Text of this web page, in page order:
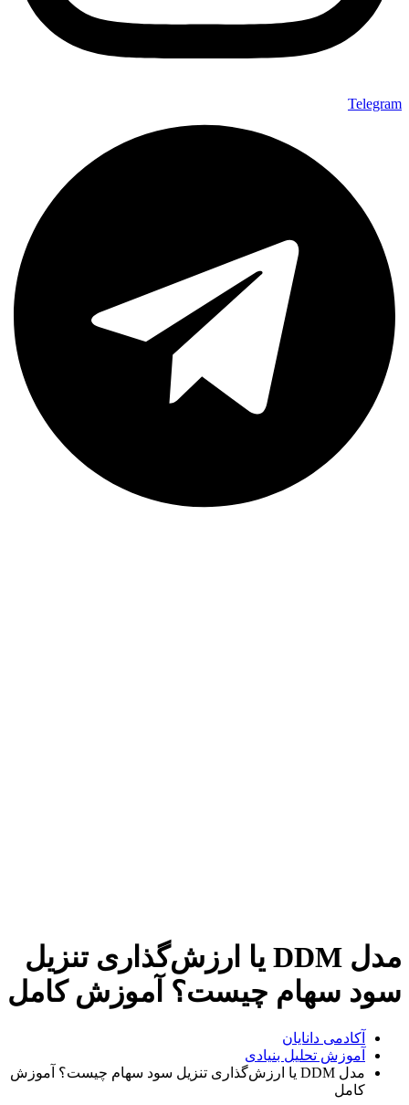
Telegram
مدل DDM یا ارزش‌گذاری تنزیل
سود سهام چیست؟ آموزش کامل
آکادمی دانایان
آموزش تحلیل بنیادی
مدل DDM یا ارزش‌گذاری تنزیل سود سهام چیست؟ آموزش
کامل